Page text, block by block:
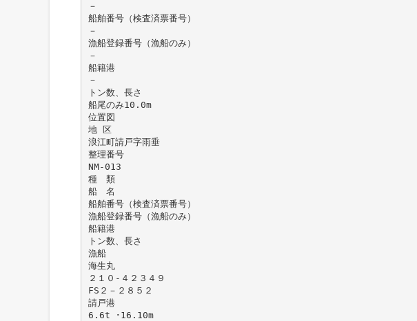
－
船舶番号（検査済票番号）
－
漁船登録番号（漁船のみ）
－
船籍港
－
トン数、長さ
船尾のみ10.0m
位置図
地 区
浪江町請戸字雨垂
整理番号
NM-013
種 類
船 名
船舶番号（検査済票番号）
漁船登録番号（漁船のみ）
船籍港
トン数、長さ
漁船
海生丸
２１０-４２３４９
FS２－２８５２
請戸港
6.6t ･16.10m